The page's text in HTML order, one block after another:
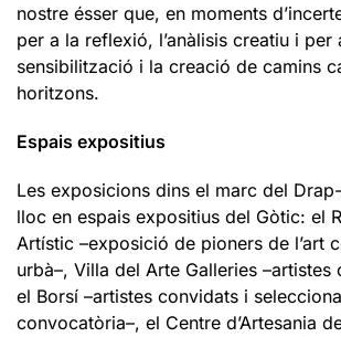
nostre ésser que, en moments
per a la reflexió, l’anàlisis creatiu i per
sensibilització i la creació de camins
horitzons.
Espais ­expo­sitius
Les exposicions dins el marc del
lloc en espais expositius del Gòtic: el
Artístic –exposició de pioners de l’art
urbà–, Villa del Arte Galleries –artistes
el Borsí –artistes convidats i
convocatòria–, el Centre d’Artesania